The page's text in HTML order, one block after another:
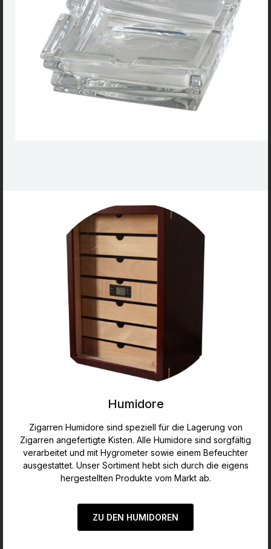
Humidore
Zigarren Humidore sind speziell für die Lagerung von
Zigarren angefertigte Kisten. Alle Humidore sind sorgfältig
verarbeitet und mit Hygrometer sowie einem Befeuchter
ausgestattet. Unser Sortiment hebt sich durch die eigens
hergestellten Produkte vom Markt ab.
ZU DEN HUMIDOREN